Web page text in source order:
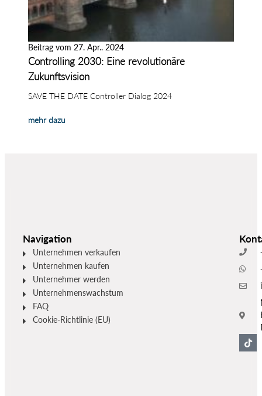
Beitrag vom 27. Apr.. 2024
Controlling 2030: Eine revolutionäre
Zukunftsvision
SAVE THE DATE Controller Dialog 2024
mehr dazu
Navigation
Unternehmen verkaufen
Unternehmen kaufen
Unternehmer werden
Unternehmenswachstum
FAQ
Cookie-Richtlinie (EU)